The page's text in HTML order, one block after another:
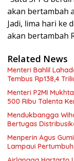
akan bertambah
Jadi, lima hari ke
akan bertambah
Related News
Menteri Bahlil
Tembus Rp138,4
Menteri P2MI
500 Ribu Talenta
Mendukbangga
Bertugas
Menperin Agus
Lampaui